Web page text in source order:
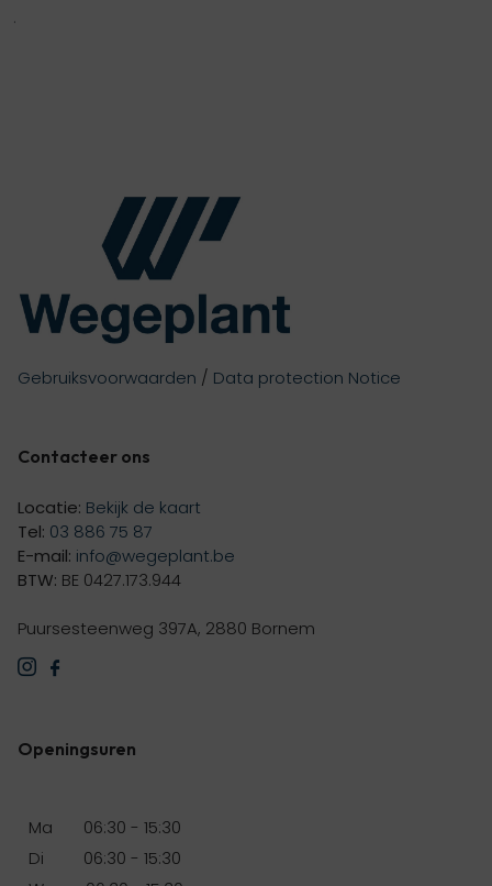
.
Gebruiksvoorwaarden / Data protection Notice
Contacteer ons
Locatie: Bekijk de kaart
Tel: 03 886 75 87
E-mail: info@wegeplant.be
BTW: BE 0427.173.944
Puursesteenweg 397A, 2880 Bornem
Openingsuren
Ma 06:30 - 15:30
Di 06:30 - 15:30